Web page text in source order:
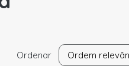
Ordenar